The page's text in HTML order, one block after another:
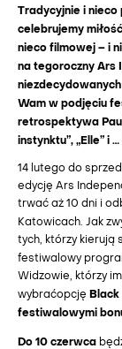
Tradycyjnie i
celebrujemy
nieco filmowej – i
na tegoroczny Ars
Wam w podjęciu
retrospektywa
instynktu”, „Elle” i
14 lutego do
edycję Ars
trwać aż 10 dni i
Katowicach. Jak
tych, którzy kierują
festiwalowy
Widzowie, którzy
wybraćopcję Black
festiwalowymi
Do 10 czerwca